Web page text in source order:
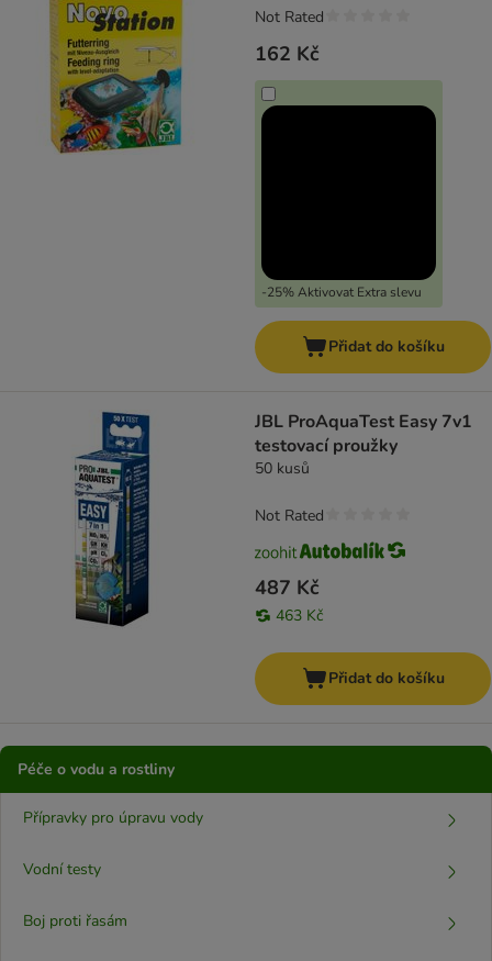
162 Kč
-25% Aktivovat Extra slevu
Not Rated
Přidat do košíku
JBL ProAquaTest Easy 7v1
testovací proužky
50 kusů
487 Kč
463 Kč
Not Rated
Přidat do košíku
Péče o vodu a rostliny
Přípravky pro úpravu vody
Vodní testy
Boj proti řasám